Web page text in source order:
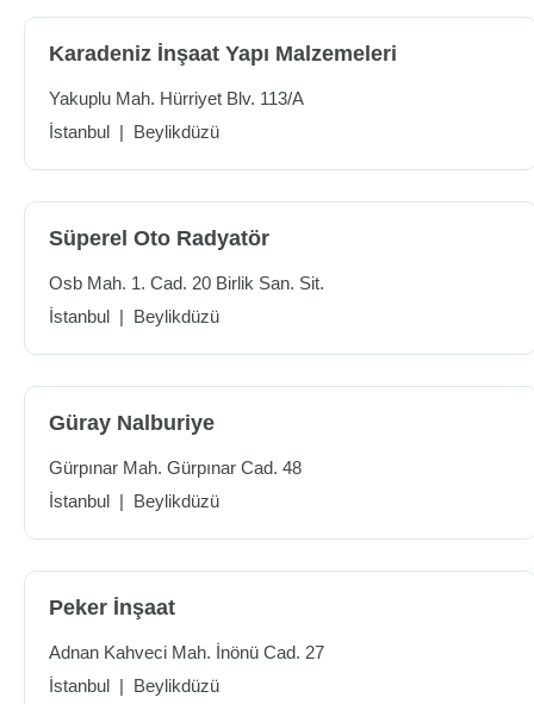
Karadeniz İnşaat Yapı Malzemeleri
Yakuplu Mah. Hürriyet Blv. 113/A
İstanbul | Beylikdüzü
Süperel Oto Radyatör
Osb Mah. 1. Cad. 20 Birlik San. Sit.
İstanbul | Beylikdüzü
Güray Nalburiye
Gürpınar Mah. Gürpınar Cad. 48
İstanbul | Beylikdüzü
Peker İnşaat
Adnan Kahveci Mah. İnönü Cad. 27
İstanbul | Beylikdüzü